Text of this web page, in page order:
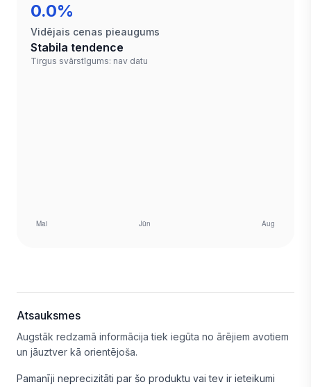
0.0%
Vidējais cenas pieaugums
Stabila tendence
Tirgus svārstīgums: nav datu
Atsauksmes
Augstāk redzamā informācija tiek iegūta no ārējiem avotiem
un jāuztver kā orientējoša.
Pamanīji neprecizitāti par šo produktu vai tev ir ieteikumi